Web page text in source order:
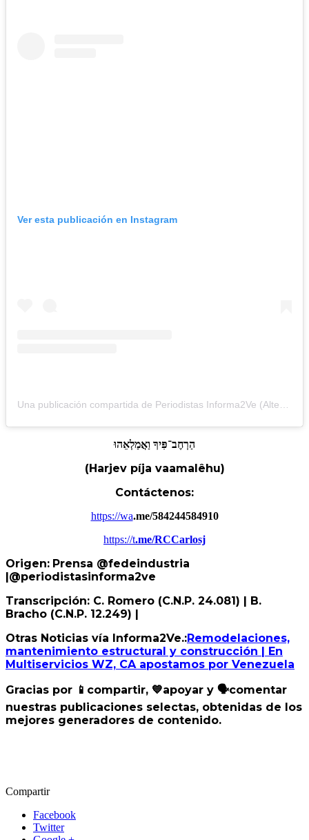
Ver esta publicación en Instagram
הַרְחֶב־פִּיךָ וַאֲמַלְאֵהוּ
(Harjev píja vaamalêhu)
Contáctenos:
https://wa.me/584244584910
https://t.me/RCCarlosj
Origen: Prensa @fedeindustria
|@periodistasinforma2ve
Transcripción: C. Romero (C.N.P. 24.081) | B.
Bracho (C.N.P. 12.249) |
Otras Noticias vía Informa2Ve.:Remodelaciones,
mantenimiento estructural y construcción | En
Multiservicios WZ, CA apostamos por Venezuela
Gracias por 📱 compartir, 💙apoyar y 🗣️comentar
nuestras publicaciones selectas, obtenidas de los
mejores generadores de contenido.
Compartir
Facebook
Twitter